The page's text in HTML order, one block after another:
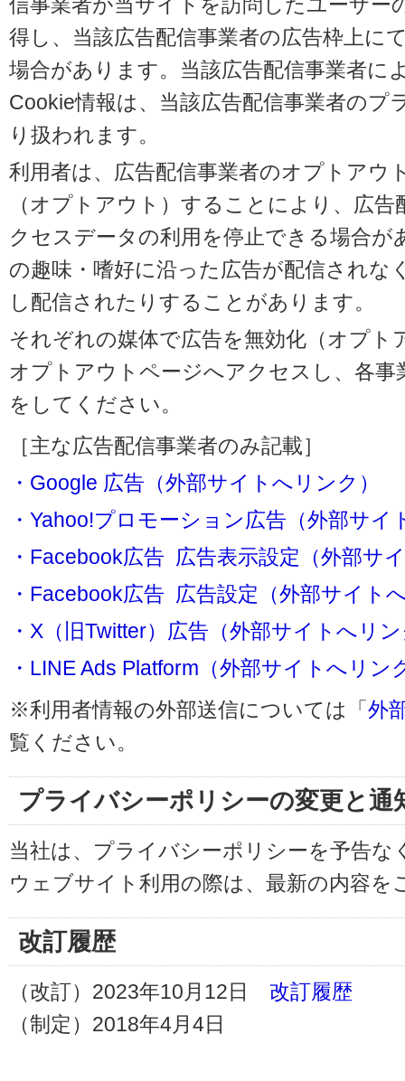
得し、当該広告配信事業者の広告枠上に
場合があります。当該広告配信事業者に
Cookie情報は、当該広告配信事業者のプ
り扱われます。
利用者は、広告配信事業者のオプトアウ
（オプトアウト）することにより、広
クセスデータの利用を停止できる場合が
の趣味・嗜好に沿った広告が配信されな
し配信されたりすることがあります。
それぞれの媒体で広告を無効化（オプト
オプトアウトページへアクセスし、各
をしてください。
［主な広告配信事業者のみ記載］
・Google 広告（外部サイトへリンク）
・Yahoo!プロモーション広告（外部サイ
・Facebook広告 広告表示設定（外部サ
・Facebook広告 広告設定（外部サイト
・X（旧Twitter）広告（外部サイトへリ
・LINE Ads Platform（外部サイトへリン
※利用者情報の外部送信については「外
覧ください。
プライバシーポリシーの変更と通
当社は、プライバシーポリシーを予告
ウェブサイト利用の際は、最新の内容を
改訂履歴
（改訂）2023年10月12日 改訂履歴
（制定）2018年4月4日